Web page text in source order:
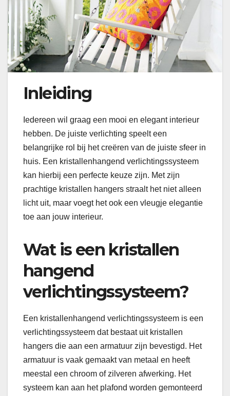
Inleiding
Iedereen wil graag een mooi en elegant interieur
hebben. De juiste verlichting speelt een
belangrijke rol bij het creëren van de juiste sfeer in
huis. Een kristallenhangend verlichtingssysteem
kan hierbij een perfecte keuze zijn. Met zijn
prachtige kristallen hangers straalt het niet alleen
licht uit, maar voegt het ook een vleugje elegantie
toe aan jouw interieur.
Wat is een kristallen
hangend
verlichtingssysteem?
Een kristallenhangend verlichtingssysteem is een
verlichtingssysteem dat bestaat uit kristallen
hangers die aan een armatuur zijn bevestigd. Het
armatuur is vaak gemaakt van metaal en heeft
meestal een chroom of zilveren afwerking. Het
systeem kan aan het plafond worden gemonteerd